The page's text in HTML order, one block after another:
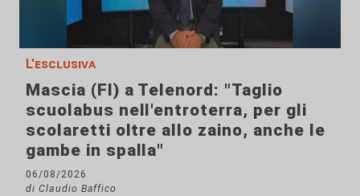
L'esclusiva
Mascia (FI) a Telenord: "Taglio
scuolabus nell'entroterra, per gli
scolaretti oltre allo zaino, anche le
gambe in spalla"
06/08/2026
di Claudio Baffico